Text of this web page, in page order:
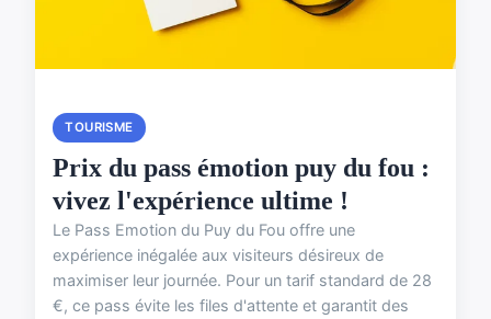
TOURISME
Prix du pass émotion puy du fou :
vivez l'expérience ultime !
Le Pass Emotion du Puy du Fou offre une
expérience inégalée aux visiteurs désireux de
maximiser leur journée. Pour un tarif standard de 28
€, ce pass évite les files d'attente et garantit des